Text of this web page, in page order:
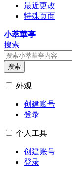
最近更改
特殊页面
小萃華亭
搜索
搜索
外观
创建账号
登录
个人工具
创建账号
登录